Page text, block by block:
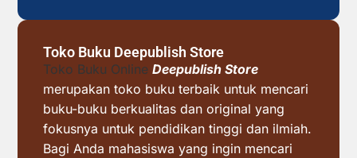
Toko Buku Deepublish Store
Toko Buku Online Deepublish Store
merupakan toko buku terbaik untuk mencari
buku-buku berkualitas dan original yang
fokusnya untuk pendidikan tinggi dan ilmiah.
Bagi Anda mahasiswa yang ingin mencari